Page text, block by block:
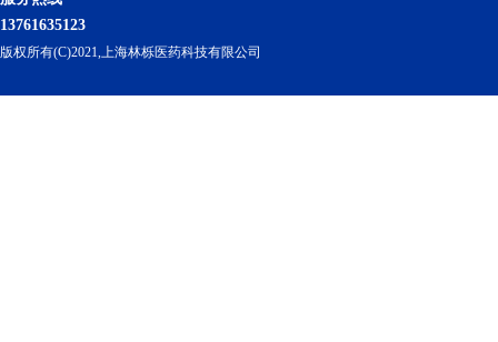
13761635123
版权所有(C)2021,上海林栎医药科技有限公司